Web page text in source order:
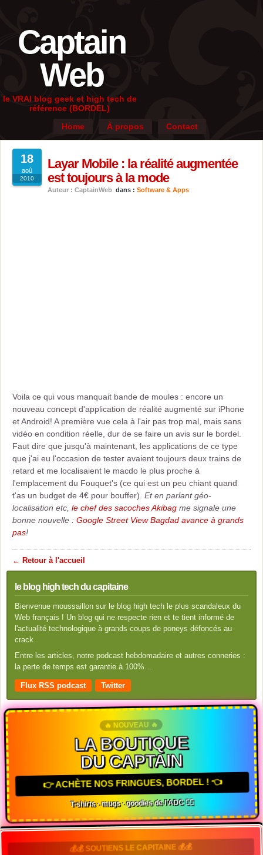
Captain
Web
le VRAI blog geek et high tech de
référence (BORDEL)
Home
À propos Contact
18
aoû
2010
Layar Mobile : la réalité augmentée
est toujours à la mode
Auteur : CaptainWeb dans : Software & Apps
Voila ce qui vous manquait bande de moules : encore un
nouveau concept d'application de réalité augmenté sur iPhone
et Android! A première vue cela à l'air pas trop mal, mais sans
vidéo en condition réelle, dur de se faire un avis sur le bordel.
Faut dire que jusqu'à maintenant, les applications de ce type
que j'ai eu l'occasion de tester avaient toujours deux trains de
retard et me localisaient le macdo le plus proche à
l'emplacement du Fouquet's (ce qui est un peu chiant quand
t'as un budget de 4€ pour bouffer). Et en parlant géo-
localisation etc, le chef des sacoches Akibag me signale une
bonne nouvelle : Google Street View Bagdad avance à grands
pas!
← Retour à l'accueil
le blog high tech du capitaine
Bienvenue moussaillon sur le blog high tech le plus scandaleux du
Web français ! Un blog qui ne respecte rien et te tient informé de
l'actualité technologique à grands coups de poneys défoncés au
crack.
Entre les articles, notre podcast hebdomadaire et autres conneries :
la perte de temps est garantie à 100%…
Flux RSS podcast Twitter
🔥 NOUVEAU 🔥
LA BOUTIQUE
DU CAPTAIN
👉 ACHÈTE NOS FRINGUES, BORDEL ! 👈
T-shirts · mugs · goodies de l'ADC 🏴‍☠️
💰💰 SOUTIENS LE CAPITAINE 💰💰